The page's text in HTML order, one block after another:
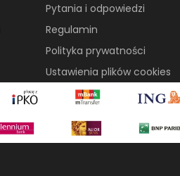
Pytania i odpowiedzi
Regulamin
Polityka prywatności
Ustawienia plików cookies